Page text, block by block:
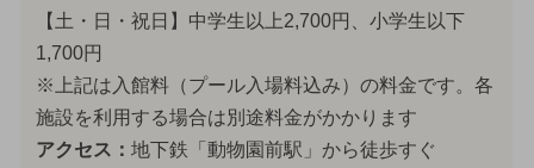
【土・日・祝日】中学生以上2,700円、小学生以下
1,700円
※上記は入館料（プール入場料込み）の料金です。各
施設を利用する場合は別途料金がかかります
アクセス： 地下鉄「動物園前駅」から徒歩すぐ